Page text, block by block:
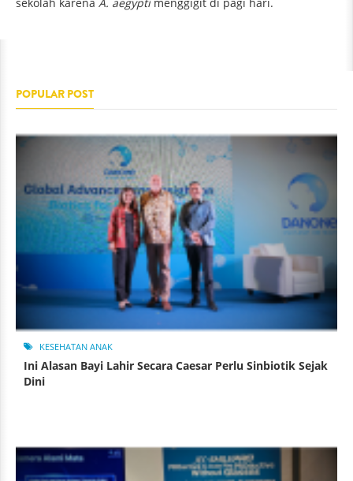
POPULAR POST
KESEHATAN ANAK
Ini Alasan Bayi Lahir Secara Caesar Perlu Sinbiotik Sejak
Dini